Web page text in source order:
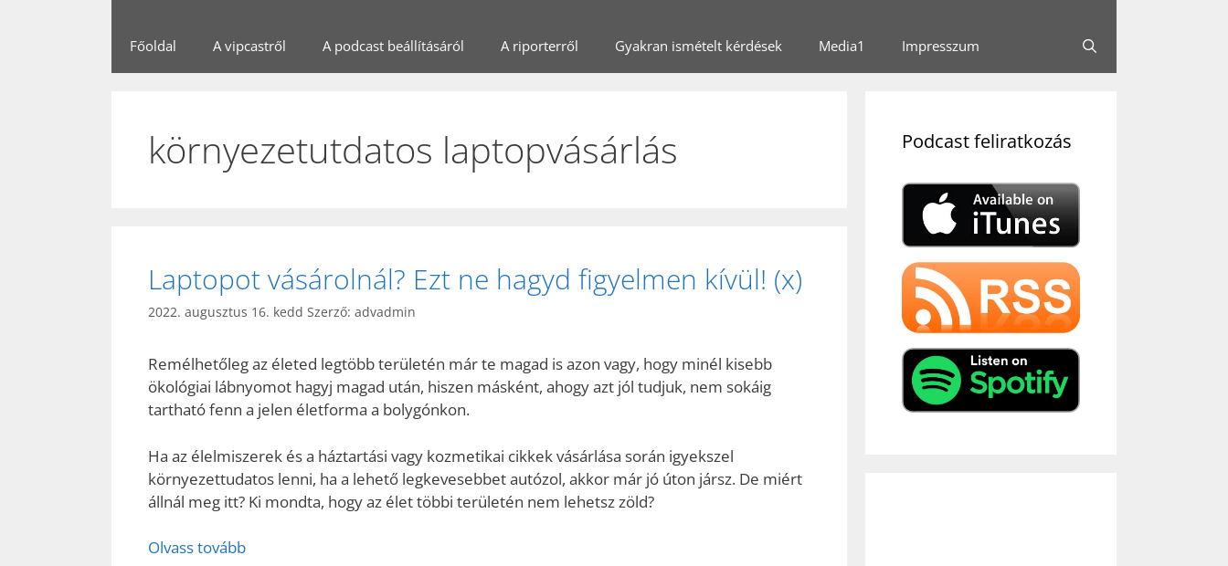
Főoldal A vipcastről A podcast beállításáról A riporterről Gyakran ismételt kérdések Media1 Impresszum
környezetutdatos laptopvásárlás
Laptopot vásárolnál? Ezt ne hagyd figyelmen kívül! (x)
2022. augusztus 16. kedd Szerző: advadmin
Remélhetőleg az életed legtöbb területén már te magad is azon vagy, hogy minél kisebb
ökológiai lábnyomot hagyj magad után, hiszen másként, ahogy azt jól tudjuk, nem sokáig
tartható fenn a jelen életforma a bolygónkon.
Ha az élelmiszerek és a háztartási vagy kozmetikai cikkek vásárlása során igyekszel
környezettudatos lenni, ha a lehető legkevesebbet autózol, akkor már jó úton jársz. De miért
állnál meg itt? Ki mondta, hogy az élet többi területén nem lehetsz zöld?
Olvass tovább
Podcast feliratkozás